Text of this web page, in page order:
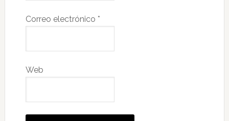
Correo electrónico *
Web